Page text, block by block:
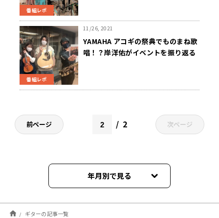
番組レポ
番組レポ
11/26, 2021
YAMAHA アコギの祭典でものまね歌
唱！？岸洋佑がイベントを振り返る
前ページ 2 次ページ
年月別で見る
2025年05月
ギターの記事一覧